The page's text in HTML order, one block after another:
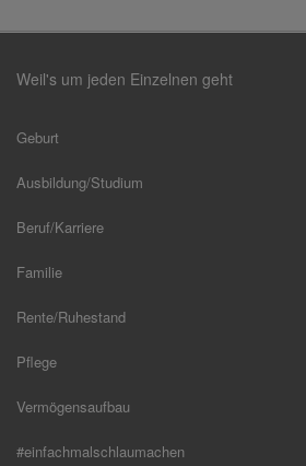
Weil's um jeden Einzelnen geht
Geburt
Ausbildung/Studium
Beruf/Karriere
Familie
Rente/Ruhestand
Pflege
Vermögensaufbau
#einfachmalschlaumachen